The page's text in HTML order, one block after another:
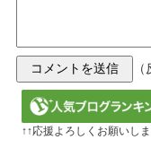
↑↑応援よろしくお願いしま